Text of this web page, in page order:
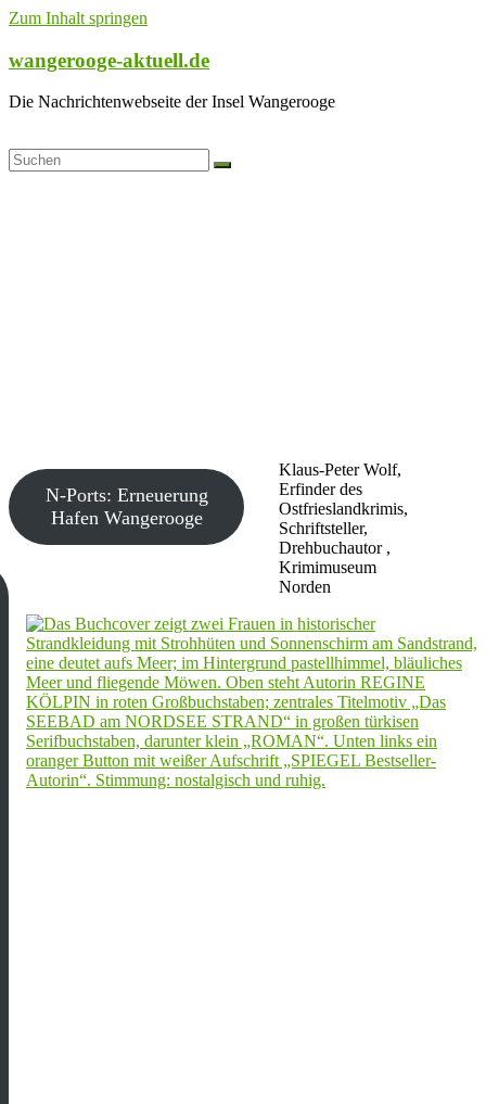
Zum Inhalt springen
wangerooge-aktuell.de
Die Nachrichtenwebseite der Insel Wangerooge
Klaus-Peter Wolf,
Erfinder des
Ostfrieslandkrimis,
Schriftsteller,
Drehbuchautor ,
Krimimuseum
Norden
N-Ports: Erneuerung
Hafen Wangerooge